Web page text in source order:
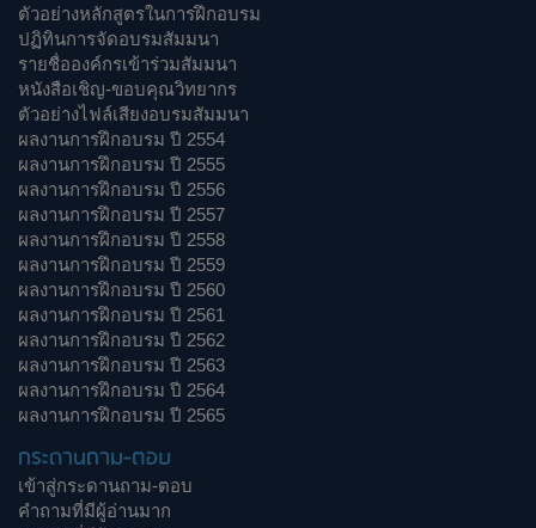
ตัวอย่างหลักสูตรในการฝึกอบรม
ปฏิทินการจัดอบรมสัมมนา
รายชื่อองค์กรเข้าร่วมสัมมนา
หนังสือเชิญ-ขอบคุณวิทยากร
ตัวอย่างไฟล์เสียงอบรมสัมมนา
ผลงานการฝึกอบรม ปี 2554
ผลงานการฝึกอบรม ปี 2555
ผลงานการฝึกอบรม ปี 2556
ผลงานการฝึกอบรม ปี 2557
ผลงานการฝึกอบรม ปี 2558
ผลงานการฝึกอบรม ปี 2559
ผลงานการฝึกอบรม ปี 2560
ผลงานการฝึกอบรม ปี 2561
ผลงานการฝึกอบรม ปี 2562
ผลงานการฝึกอบรม ปี 2563
ผลงานการฝึกอบรม ปี 2564
ผลงานการฝึกอบรม ปี 2565
กระดานถาม-ตอบ
เข้าสู่กระดานถาม-ตอบ
คำถามที่มีผู้อ่านมาก